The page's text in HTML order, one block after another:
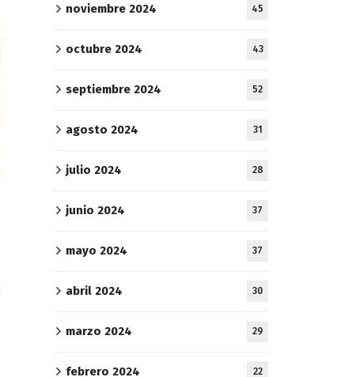
noviembre 2024 45
octubre 2024 43
septiembre 2024 52
agosto 2024 31
julio 2024 28
junio 2024 37
mayo 2024 37
abril 2024 30
marzo 2024 29
febrero 2024 22